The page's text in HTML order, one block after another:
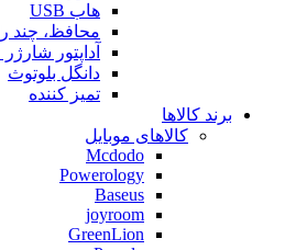
هاب USB
محافظ، چند
آداپتور
دانگل بلوتوث
تمیز کننده
برند کالاها
کالاهای موبایل
Mcdodo
Powerology
Baseus
joyroom
GreenLion